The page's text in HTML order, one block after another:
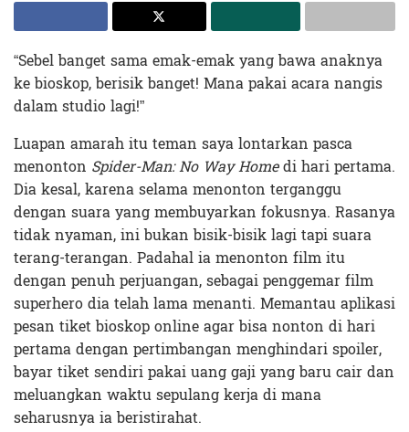
“Sebel banget sama emak-emak yang bawa anaknya
ke bioskop, berisik banget! Mana pakai acara nangis
dalam studio lagi!”
Luapan amarah itu teman saya lontarkan pasca
menonton Spider-Man: No Way Homedi hari pertama.
Dia kesal, karena selama menonton terganggu
dengan suara yang membuyarkan fokusnya. Rasanya
tidak nyaman, ini bukan bisik-bisik lagi tapi suara
terang-terangan. Padahal ia menonton film itu
dengan penuh perjuangan, sebagai penggemar film
superhero dia telah lama menanti. Memantau aplikasi
pesan tiket bioskop online agar bisa nonton di hari
pertama dengan pertimbangan menghindari spoiler,
bayar tiket sendiri pakai uang gaji yang baru cair dan
meluangkan waktu sepulang kerja di mana
seharusnya ia beristirahat.